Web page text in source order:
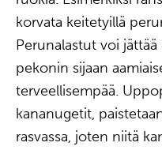
korvata keitetyillä
Perunalastut voi
pekonin sijaan
terveellisempää.
kananugetit,
rasvassa, joten niitä